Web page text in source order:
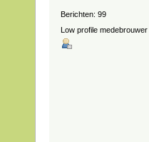
Berichten: 99
Low profile medebrouwer